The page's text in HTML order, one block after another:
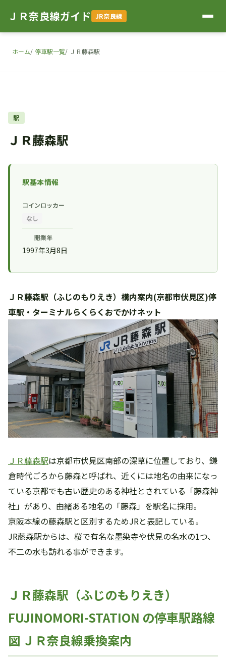
ＪＲ奈良線ガイド JR奈良線
ホーム 停車駅一覧 ＪＲ藤森駅
駅
ＪＲ藤森駅
駅基本情報
コインロッカー
なし
開業年
1997年3月8日
ＪＲ藤森駅（ふじのもりえき）構内案内(京都市伏見区)停
車駅・ターミナルらくらくおでかけネット
ＪＲ藤森駅は京都市伏見区南部の深草に位置しており、鎌
倉時代ごろから藤森と呼ばれ、近くには地名の由来になっ
ている京都でも古い歴史のある神社とされている「藤森神
社」があり、由緒ある地名の「藤森」を駅名に採用。
京阪本線の藤森駅と区別するためJRと表記している。
JR藤森駅からは、桜で有名な墨染寺や伏見の名水の1つ、
不二の水も訪れる事ができます。
ＪＲ藤森駅（ふじのもりえき）
FUJINOMORI-STATION の停車駅路線
図 ＪＲ奈良線乗換案内